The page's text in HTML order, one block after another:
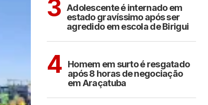
3 Adolescente é internado em
estado gravíssimo após ser
agredido em escola de Birigui
4
Homem em surto é resgatado
após 8 horas de negociação
em Araçatuba